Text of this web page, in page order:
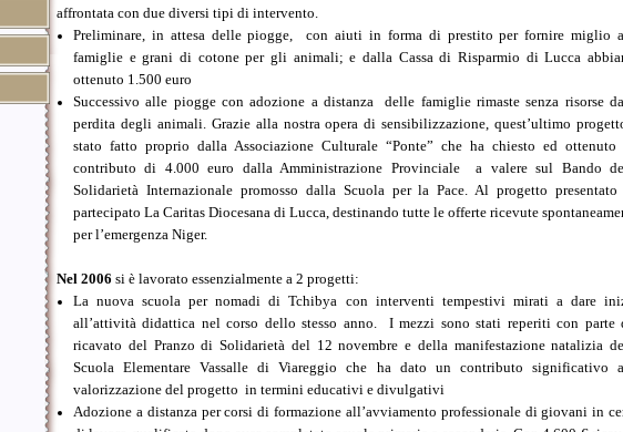
affrontata con due diversi tipi di intervento.
Preliminare, in attesa delle piogge, con aiuti in forma di prestito per fornire miglio
famiglie e grani di cotone per gli animali; e dalla Cassa di Risparmio di Lucca
ottenuto 1.500 euro
Successivo alle piogge con adozione a distanza delle famiglie rimaste senza risorse
perdita degli animali. Grazie alla nostra opera di sensibilizzazione, quest’ultimo
stato fatto proprio dalla Associazione Culturale “Ponte” che ha chiesto ed ottenuto
contributo di 4.000 euro dalla Amministrazione Provinciale a valere sul Bando
Solidarietà Internazionale promosso dalla Scuola per la Pace. Al progetto presentato
partecipato La Caritas Diocesana di Lucca, destinando tutte le offerte ricevute
per l’emergenza Niger.
Nel 2006 si è lavorato essenzialmente a 2 progetti:
La nuova scuola per nomadi di Tchibya con interventi tempestivi mirati a dare
all’attività didattica nel corso dello stesso anno. I mezzi sono stati reperiti con parte
ricavato del Pranzo di Solidarietà del 12 novembre e della manifestazione natalizia
Scuola Elementare Vassalle di Viareggio che ha dato un contributo significativo
valorizzazione del progetto in termini educativi e divulgativi
Adozione a distanza per corsi di formazione all’avviamento professionale di giovani in